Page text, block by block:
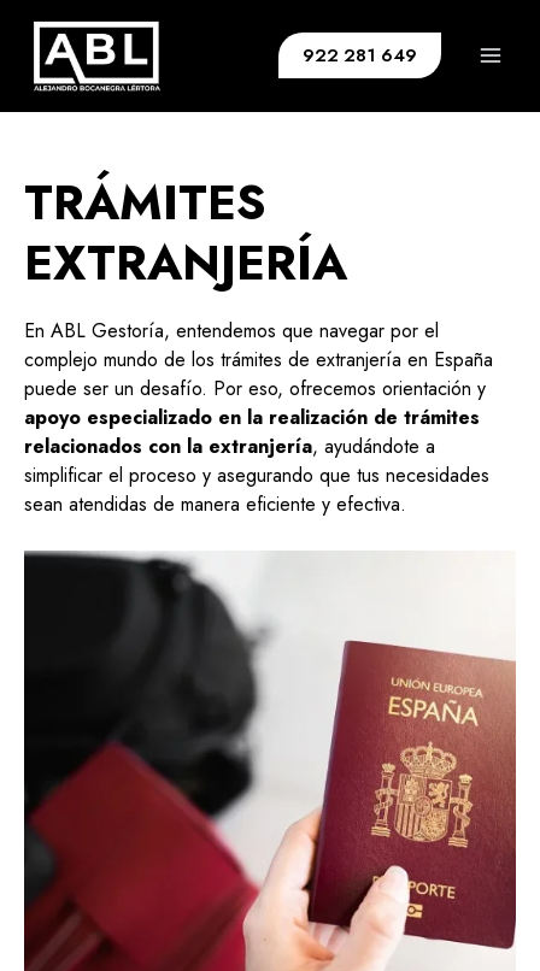
contenido
922 281 649
TRÁMITES
EXTRANJERÍA
En ABL Gestoría, entendemos que navegar por el
complejo mundo de los trámites de extranjería en España
puede ser un desafío. Por eso, ofrecemos orientación y
apoyo especializado en la realización de trámites
relacionados con la extranjería, ayudándote a
simplificar el proceso y asegurando que tus necesidades
sean atendidas de manera eficiente y efectiva.